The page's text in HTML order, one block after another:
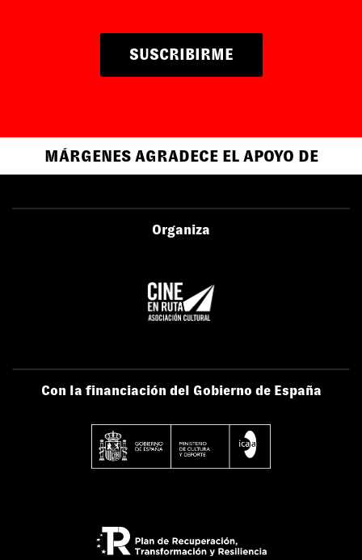
SUSCRIBIRME
MÁRGENES AGRADECE EL APOYO DE
Organiza
Con la financiación del Gobierno de España